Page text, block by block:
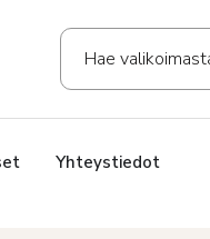
Yhteystiedot